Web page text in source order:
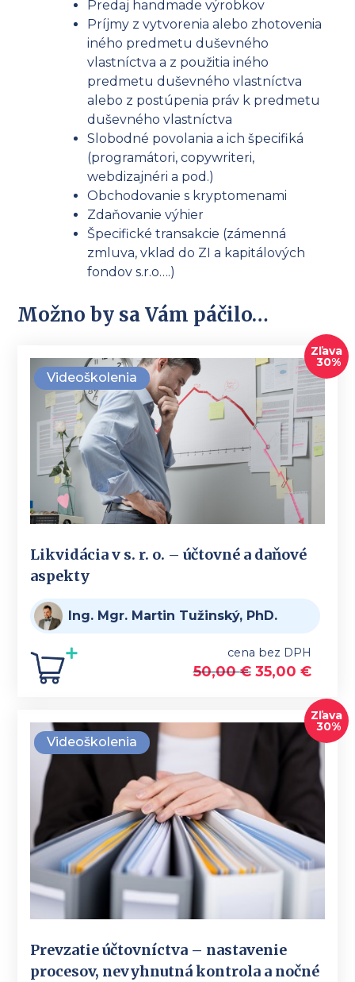
Predaj handmade výrobkov
Príjmy z vytvorenia alebo zhotovenia
iného predmetu duševného
vlastníctva a z použitia iného
predmetu duševného vlastníctva
alebo z postúpenia práv k predmetu
duševného vlastníctva
Slobodné povolania a ich špecifiká
(programátori, copywriteri,
webdizajnéri a pod.)
Obchodovanie s kryptomenami
Zdaňovanie výhier
Špecifické transakcie (zámenná
zmluva, vklad do ZI a kapitálových
fondov s.r.o….)
Možno by sa Vám páčilo…
Videoškolenia
Zľava
30%
Likvidácia v s. r. o. – účtovné a daňové
aspekty
Ing. Mgr. Martin Tužinský, PhD.
cena bez DPH
50,00€ 35,00 €
Videoškolenia
Zľava
30%
Prevzatie účtovníctva – nastavenie
procesov, nevyhnutná kontrola a nočné